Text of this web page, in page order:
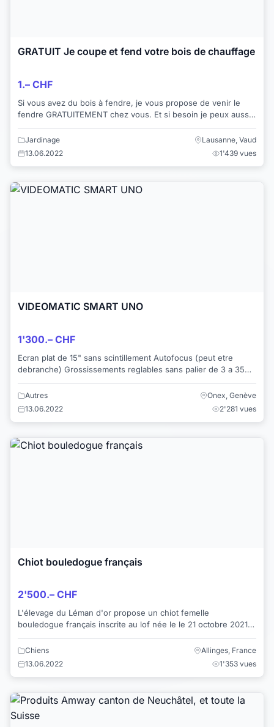
GRATUIT Je coupe et fend votre bois de chauffage
1.– CHF
Si vous avez du bois à fendre, je vous propose de venir le
fendre GRATUITEMENT chez vous. Et si besoin je peux aussi
Jardinage
Lausanne, Vaud
13.06.2022
1'439 vues
VIDEOMATIC SMART UNO
1'300.– CHF
Ecran plat de 15" sans scintillement Autofocus (peut etre
debranche) Grossissements reglables sans palier de 3 a 35
Autres
Onex, Genève
13.06.2022
2'281 vues
Chiot bouledogue français
2'500.– CHF
L'élevage du Léman d'or propose un chiot femelle
bouledogue français inscrite au lof née le le 21 octobre 2021
disponible le week-end du 18 décembre 2...
Chiens
Allinges, France
13.06.2022
1'353 vues